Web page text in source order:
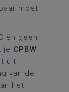
moet
én geen
je CPBW
uit
van de
het